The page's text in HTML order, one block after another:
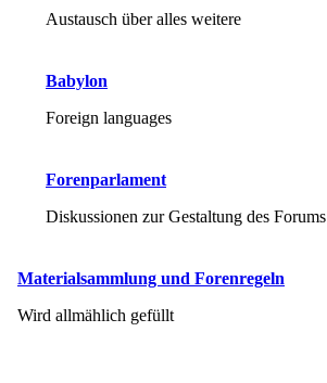
Austausch über alles weitere
Babylon
Foreign languages
Forenparlament
Diskussionen zur Gestaltung des Forums
Materialsammlung und Forenregeln
Wird allmählich gefüllt